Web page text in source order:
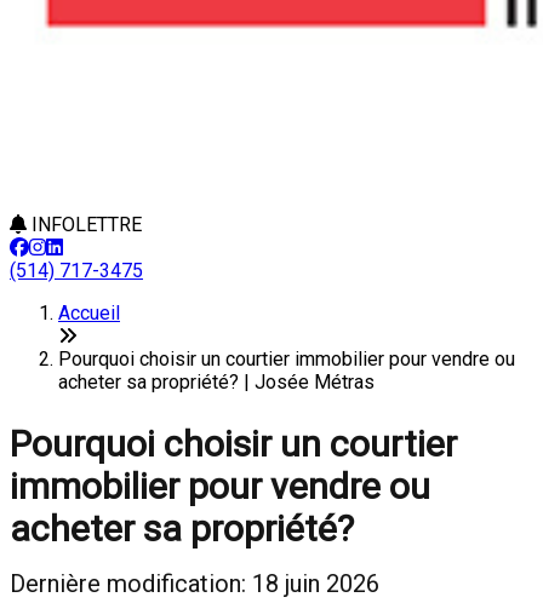
INFOLETTRE
(514) 717-3475
Accueil
Pourquoi choisir un courtier immobilier pour vendre ou
acheter sa propriété? | Josée Métras
Pourquoi choisir un courtier
immobilier pour vendre ou
acheter sa propriété?
Dernière modification: 18 juin 2026